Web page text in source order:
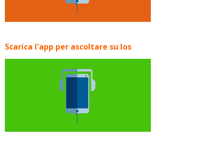
Scarica l'app per ascoltare su Ios